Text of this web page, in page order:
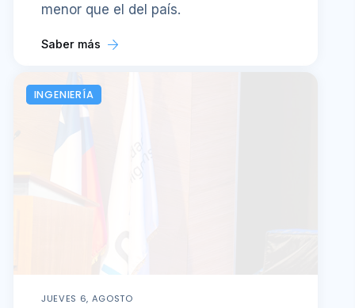
menor que el del país.
Saber más
INGENIERÍA
JUEVES 6, AGOSTO